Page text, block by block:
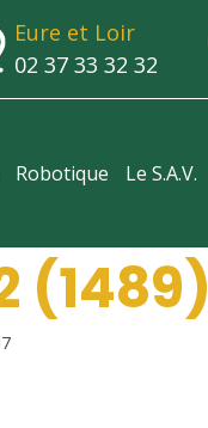
Eure et Loir
02 37 33 32 32
Robotique Le S.A.V.
(1489)